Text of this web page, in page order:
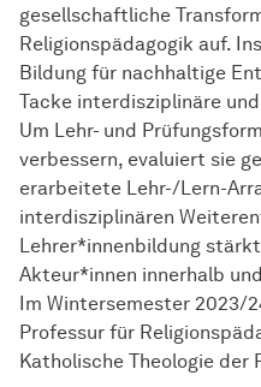
gesellschaftliche
Religionspädagogik auf.
Bildung für nachhaltige
Tacke interdisziplinäre
Um Lehr- und
verbessern, evaluiert sie
erarbeitete Lehr-/Lern-
interdisziplinären
Lehrer*innenbildung
Akteur*innen innerhalb
Im Wintersemester 2023/
Professur für
Katholische Theologie der